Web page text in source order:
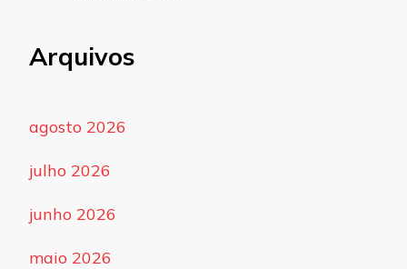
Arquivos
agosto 2026
julho 2026
junho 2026
maio 2026